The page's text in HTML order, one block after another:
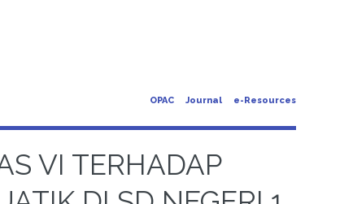
OPAC Journal e-Resources
VI TERHADAP